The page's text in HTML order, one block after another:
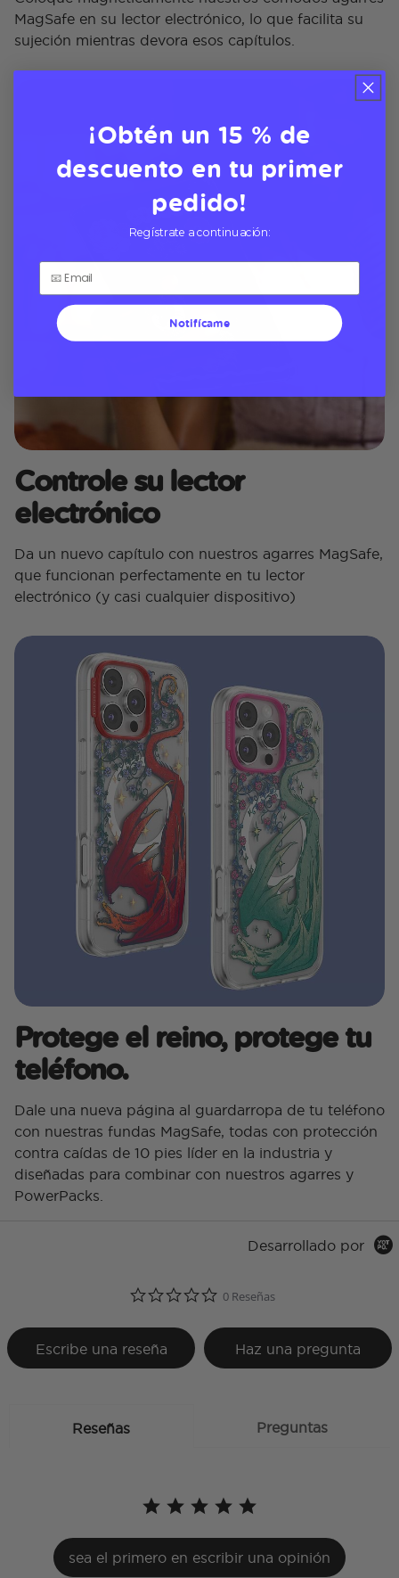
MagSafe en su lector electrónico, lo que facilita su
sujeción mientras devora esos capítulos.
Controle su lector
electrónico
Da un nuevo capítulo con nuestros agarres MagSafe,
que funcionan perfectamente en tu lector
electrónico (y casi cualquier dispositivo)
Protege el reino, protege tu
teléfono.
Dale una nueva página al guardarropa de tu teléfono
con nuestras fundas MagSafe, todas con protección
contra caídas de 10 pies líder en la industria y
diseñadas para combinar con nuestros agarres y
PowerPacks.
Desarrollado por
0.0 star rating
0 Reseñas
Escribe una reseña Haz una pregunta
Reseñas Preguntas
sea el primero en escribir una opinión
¡Obtén un 15 % de
descuento en tu primer
pedido!
Regístrate a continuación:
Notifícame